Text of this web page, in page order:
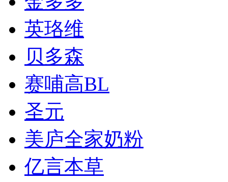
英珞维
贝多森
赛哺高BL
圣元
美庐全家奶粉
亿言本草